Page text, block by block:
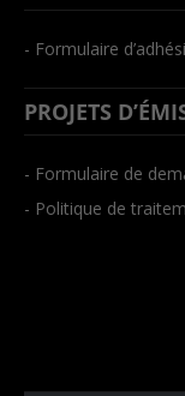
- Formulaire
PROJETS
- Formulaire de
- Politique de